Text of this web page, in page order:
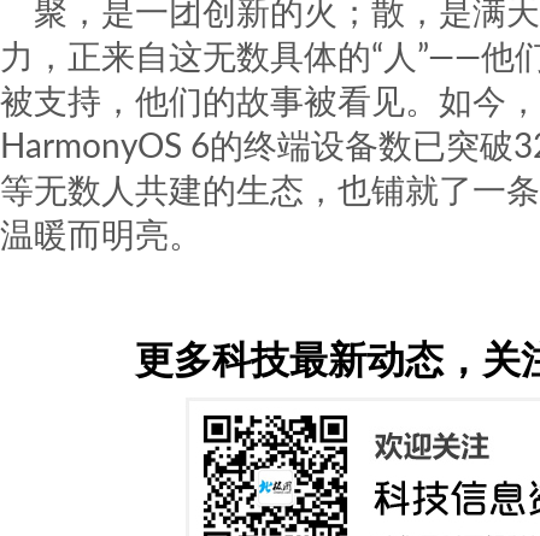
聚，是一团创新的火；散，是满
力，正来自这无数具体的“人”——他
被支持，他们的故事被看见。如今
HarmonyOS 6的终端设备数已突破
等无数人共建的生态，也铺就了一
温暖而明亮。
更多科技最新动态，关